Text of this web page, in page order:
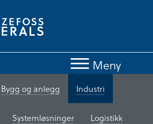
Meny
Bygg og anlegg Industri
Systemløsninger Logistikk